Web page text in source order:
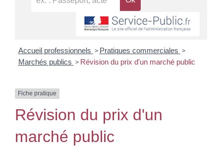
Accueil professionnels > Pratiques commerciales >
Marchés publics > Révision du prix d'un marché public
Fiche pratique
Révision du prix d'un
marché public